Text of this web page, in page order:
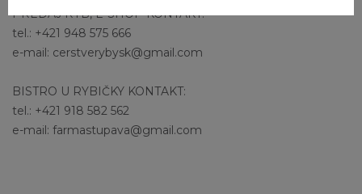
PREDAJ RÝB, E-SHOP KONTAKT:
tel.: +421 948 575 666
e-mail: cerstverybysk@gmail.com
BISTRO U RYBIČKY KONTAKT:
tel.: +421 918 582 562
e-mail: farmastupava@gmail.com